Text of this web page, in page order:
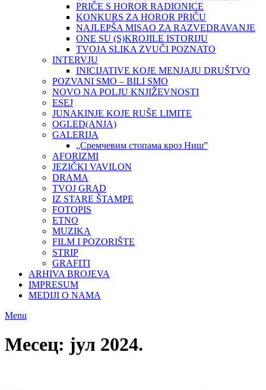
PRIČE S HOROR RADIONICE
KONKURS ZA HOROR PRIČU
NAJLEPŠA MISAO ZA RAZVEDRAVANJE
ONE SU (S)KROJILE ISTORIJU
TVOJA SLIKA ZVUČI POZNATO
INTERVJU
INICIJATIVE KOJE MENJAJU DRUŠTVO
POZVANI SMO – BILI SMO
NOVO NA POLJU KNJIŽEVNOSTI
ESEJ
JUNAKINJE KOJE RUŠE LIMITE
OGLED(ANJA)
GALERIJA
„Сремчевим стопама кроз Ниш”
AFORIZMI
JEZIČKI VAVILON
DRAMA
TVOJ GRAD
IZ STARE ŠTAMPE
FOTOPIS
ETNO
MUZIKA
FILM I POZORIŠTE
STRIP
GRAFITI
ARHIVA BROJEVA
IMPRESUM
MEDIJI O NAMA
Menu
Месец: јул 2024.